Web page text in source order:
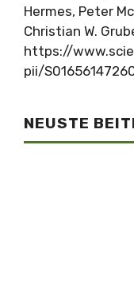
Hermes, Peter
Christian W.
https://
pii/
NEUSTE